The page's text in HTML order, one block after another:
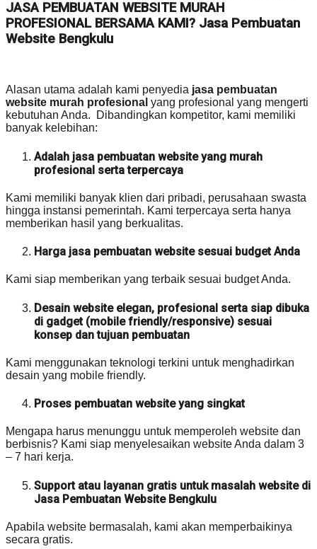
JASA PEMBUATAN WEBSITE MURAH
PROFESIONAL BERSAMA KAMI? Jasa Pembuatan
Website Bengkulu
Alasan utama adalah kami penyedia jasa pembuatan
website murah profesional yang profesional yang mengerti
kebutuhan Anda. Dibandingkan kompetitor, kami memiliki
banyak kelebihan:
Adalah jasa pembuatan website yang murah
profesional serta terpercaya
Kami memiliki banyak klien dari pribadi, perusahaan swasta
hingga instansi pemerintah. Kami terpercaya serta hanya
memberikan hasil yang berkualitas.
Harga jasa pembuatan website sesuai budget Anda
Kami siap memberikan yang terbaik sesuai budget Anda.
Desain website elegan, profesional serta siap dibuka
di gadget (mobile friendly/responsive) sesuai
konsep dan tujuan pembuatan
Kami menggunakan teknologi terkini untuk menghadirkan
desain yang mobile friendly.
Proses pembuatan website yang singkat
Mengapa harus menunggu untuk memperoleh website dan
berbisnis? Kami siap menyelesaikan website Anda dalam 3
– 7 hari kerja.
Support atau layanan gratis untuk masalah website di
Jasa Pembuatan Website Bengkulu
Apabila website bermasalah, kami akan memperbaikinya
secara gratis.